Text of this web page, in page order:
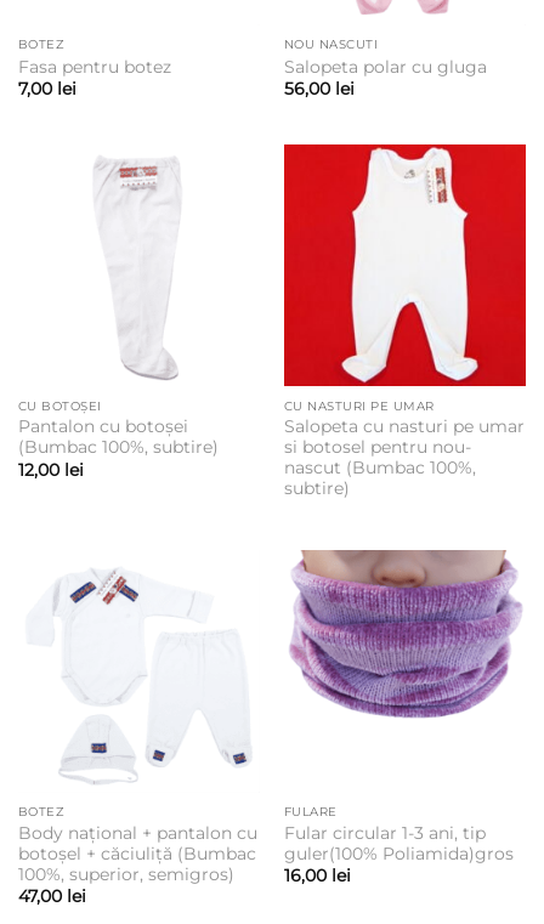
BOTEZ
Fasa pentru botez
7,00 lei
NOU NASCUTI
Salopeta polar cu gluga
56,00 lei
CU BOTOȘEI
Pantalon cu botoșei
(Bumbac 100%, subtire)
12,00 lei
CU NASTURI PE UMAR
Salopeta cu nasturi pe umar
si botosel pentru nou-
nascut (Bumbac 100%,
subtire)
BOTEZ
Body național + pantalon cu
botoșel + căciuliță (Bumbac
100%, superior, semigros)
47,00 lei
FULARE
Fular circular 1-3 ani, tip
guler(100% Poliamida)gros
16,00 lei